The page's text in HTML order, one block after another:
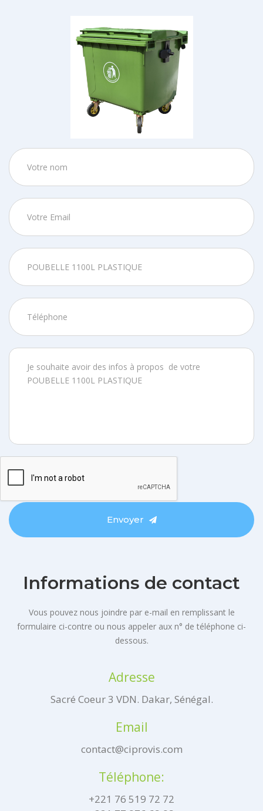
Envoyer
Informations de contact
Vous pouvez nous joindre par e-mail en remplissant le
formulaire ci-contre ou nous appeler aux n° de téléphone ci-
dessous.
Adresse
Sacré Coeur 3 VDN. Dakar, Sénégal.
Email
contact@ciprovis.com
Téléphone:
+221 76 519 72 72